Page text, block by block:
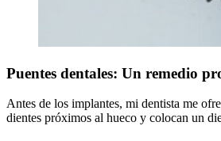
Puentes dentales: Un remedio
Antes de los implantes, mi dentista me
dientes próximos al hueco y colocan un